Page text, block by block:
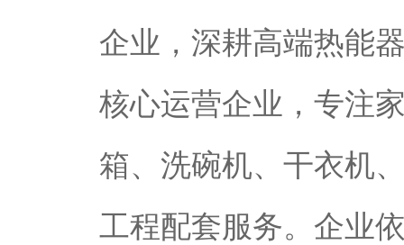
企业，深耕高端热能
核心运营企业，专注
箱、洗碗机、干衣机
工程配套服务。企业